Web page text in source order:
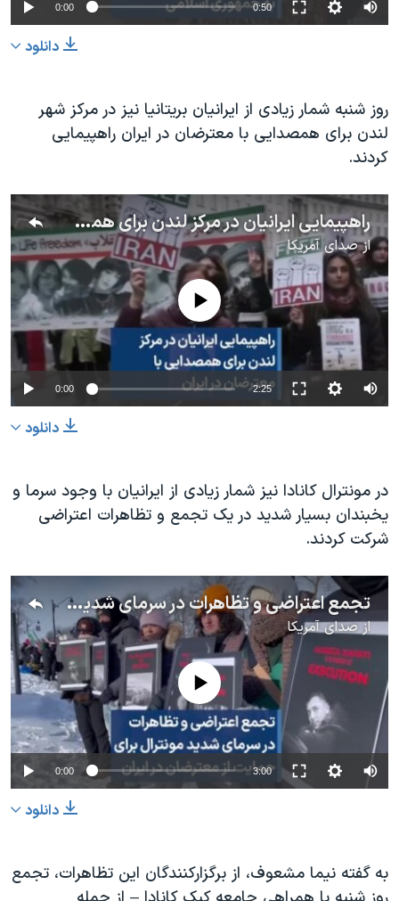
0:00 0:50
دانلود
روز شنبه شمار زیادی از ایرانیان بریتانیا نیز در مرکز شهر
لندن برای همصدایی با معترضان در ایران راهپیمایی
کردند.
راهپیمایی ایرانیان در مرکز لندن برای همصدایی با معترضان در ایران
ازصدای آمریکا
No media source currently available
0:00 2:25
دانلود
در مونترال کانادا نیز شمار زیادی از ایرانیان با وجود سرما و
یخبندان بسیار شدید در یک تجمع و تظاهرات اعتراضی
شرکت کردند.
تجمع اعتراضی و تظاهرات در سرمای شدید مونترال برای حمایت از معترضان در ایران
ازصدای آمریکا
No media source currently available
0:00 3:00
دانلود
به گفته نیما مشعوف، از برگزارکنندگان این تظاهرات، تجمع